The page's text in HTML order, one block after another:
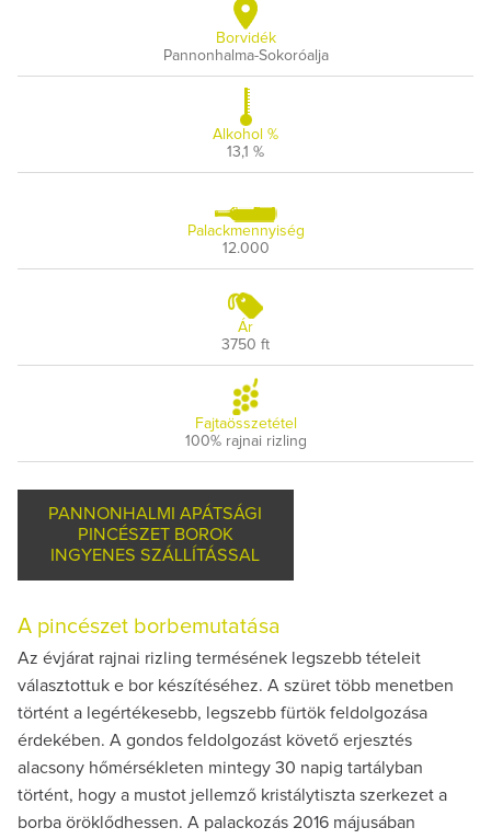
Borvidék
Pannonhalma-Sokoróalja
Alkohol %
13,1 %
Palackmennyiség
12.000
Ár
3750 ft
Fajtaösszetétel
100% rajnai rizling
PANNONHALMI APÁTSÁGI
PINCÉSZET BOROK
INGYENES SZÁLLÍTÁSSAL
A pincészet borbemutatása
Az évjárat rajnai rizling termésének legszebb tételeit
választottuk e bor készítéséhez. A szüret több menetben
történt a legértékesebb, legszebb fürtök feldolgozása
érdekében. A gondos feldolgozást követő erjesztés
alacsony hőmérsékleten mintegy 30 napig tartályban
történt, hogy a mustot jellemző kristálytiszta szerkezet a
borba öröklődhessen. A palackozás 2016 májusában